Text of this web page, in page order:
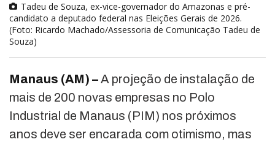
Tadeu de Souza, ex-vice-governador do Amazonas e pré-
candidato a deputado federal nas Eleições Gerais de 2026.
(Foto: Ricardo Machado/Assessoria de Comunicação Tadeu de
Souza)
Manaus (AM) –A projeção de instalação de
mais de 200 novas empresas no Polo
Industrial de Manaus (PIM) nos próximos
anos deve ser encarada com otimismo, mas